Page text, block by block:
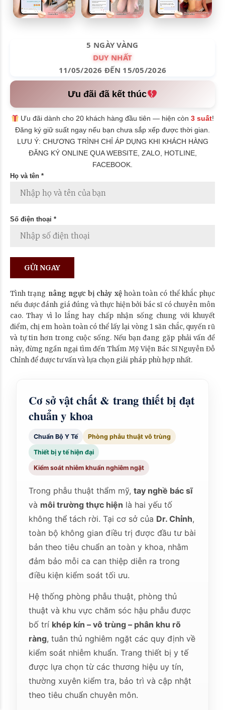
5 NGÀY VÀNG
DUY NHẤT
11/05/2026 ĐẾN 15/05/2026
Ưu đãi đã kết thúc
Ưu đãi dành cho 20 khách hàng đầu tiên — hiện còn3 suất!
Đăng ký giữ suất ngay nếu bạn chưa sắp xếp được thời gian.
LƯU Ý: CHƯƠNG TRÌNH CHỈ ÁP DỤNG KHI KHÁCH HÀNG
ĐĂNG KÝ ONLINE QUA WEBSITE, ZALO, HOTLINE,
FACEBOOK.
Họ và tên *
Số điện thoại *
Tình trạng nâng ngực bị chảy xệhoàn toàn có thể khắc phục
nếu được đánh giá đúng và thực hiện bởi bác sĩ có chuyên môn
cao. Thay vì lo lắng hay chấp nhận sống chung với khuyết
điểm, chị em hoàn toàn có thể lấy lại vòng 1 săn chắc, quyến rũ
và tự tin hơn trong cuộc sống. Nếu bạn đang gặp phải vấn đề
này, đừng ngần ngại tìm đến Thẩm Mỹ Viện Bác Sĩ Nguyễn Đỗ
Chỉnh để được tư vấn và lựa chọn giải pháp phù hợp nhất.
Cơ sở vật chất & trang thiết bị đạt
chuẩn y khoa
Chuẩn Bộ Y Tế Phòng phẫu thuật vô trùng
Thiết bị y tế hiện đại
Kiểm soát nhiễm khuẩn nghiêm ngặt
Trong phẫu thuật thẩm mỹ,tay nghề bác sĩ
và môi trường thực hiện là hai yếu tố
không thể tách rời. Tại cơ sở của Dr. Chỉnh,
toàn bộ không gian điều trị được đầu tư bài
bản theo tiêu chuẩn an toàn y khoa, nhằm
đảm bảo mỗi ca can thiệp diễn ra trong
điều kiện kiểm soát tối ưu.
Hệ thống phòng phẫu thuật, phòng thủ
thuật và khu vực chăm sóc hậu phẫu được
bố trí khép kín – vô trùng – phân khu rõ
ràng, tuân thủ nghiêm ngặt các quy định về
kiểm soát nhiễm khuẩn. Trang thiết bị y tế
được lựa chọn từ các thương hiệu uy tín,
thường xuyên kiểm tra, bảo trì và cập nhật
theo tiêu chuẩn chuyên môn.